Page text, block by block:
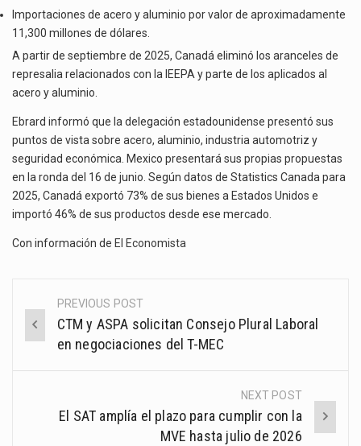
Importaciones de acero y aluminio por valor de aproximadamente
11,300 millones de dólares.
A partir de septiembre de 2025, Canadá eliminó los aranceles de
represalia relacionados con la IEEPA y parte de los aplicados al
acero y aluminio.
Ebrard informó que la delegación estadounidense presentó sus
puntos de vista sobre acero, aluminio, industria automotriz y
seguridad económica. Mexico presentará sus propias propuestas
en la ronda del 16 de junio. Según datos de Statistics Canada para
2025, Canadá exportó 73% de sus bienes a Estados Unidos e
importó 46% de sus productos desde ese mercado.
Con información de El Economista
Post
navigation
PREVIOUS POST
CTM y ASPA solicitan Consejo Plural Laboral
en negociaciones del T-MEC
NEXT POST
El SAT amplía el plazo para cumplir con la
MVE hasta julio de 2026